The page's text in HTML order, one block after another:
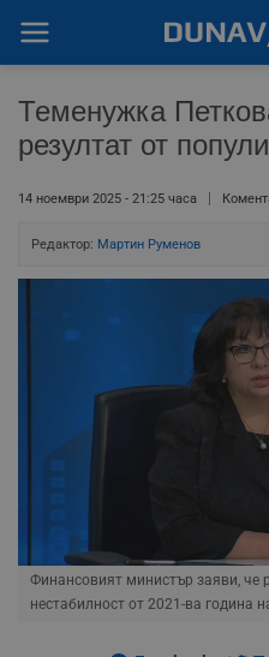
Теменужка
резултат от
14 ноември 2025 - 21:25 часа
Редактор: Мартин Руменов
Финансовият министър заяви, че
нестабилност от 2021-ва година